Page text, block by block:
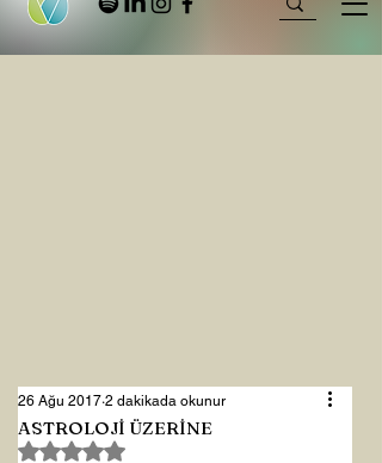
ASTROLOJİ ÜZERİNE
26 Ağu 2017 2 dakikada okunur
5 üzerinden NaN yıldız